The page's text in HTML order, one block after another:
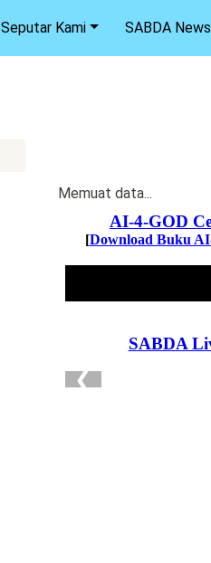
Seputar Kami SABDA News
Memuat data...